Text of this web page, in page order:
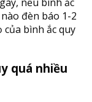
đèn báo 1-2
bình ắc quy
quá nhiều